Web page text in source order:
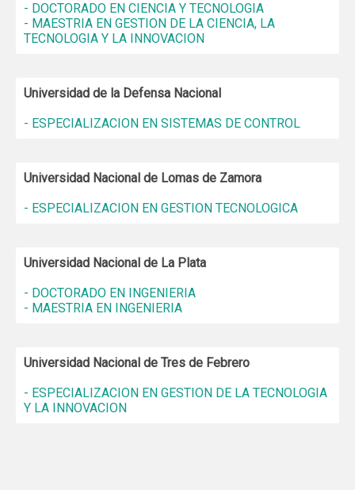
- DOCTORADO EN CIENCIA Y TECNOLOGIA
- MAESTRIA EN GESTION DE LA CIENCIA, LA
TECNOLOGIA Y LA INNOVACION
Universidad de la Defensa Nacional
- ESPECIALIZACION EN SISTEMAS DE CONTROL
Universidad Nacional de Lomas de Zamora
- ESPECIALIZACION EN GESTION TECNOLOGICA
Universidad Nacional de La Plata
- DOCTORADO EN INGENIERIA
- MAESTRIA EN INGENIERIA
Universidad Nacional de Tres de Febrero
- ESPECIALIZACION EN GESTION DE LA TECNOLOGIA
Y LA INNOVACION